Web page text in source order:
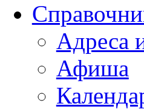
Адреса
Афиша